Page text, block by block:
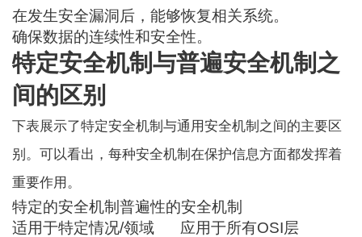
在发生安全漏洞后，能够恢复相关系统。
确保数据的连续性和安全性。
特定安全机制与普遍安全机制之
间的区别
下表展示了特定安全机制与通用安全机制之间的主要区
别。可以看出，每种安全机制在保护信息方面都发挥着
重要作用。
特定的安全机制普遍性的安全机制
适用于特定情况/领域
应用于所有OSI层